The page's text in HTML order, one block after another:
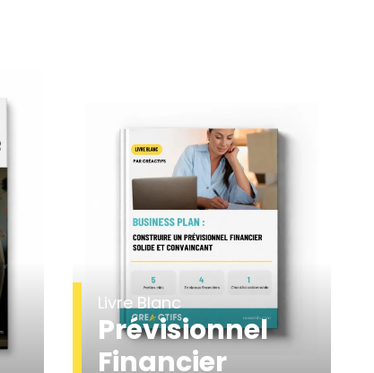
Livre Blanc
Prévisionnel
Financier